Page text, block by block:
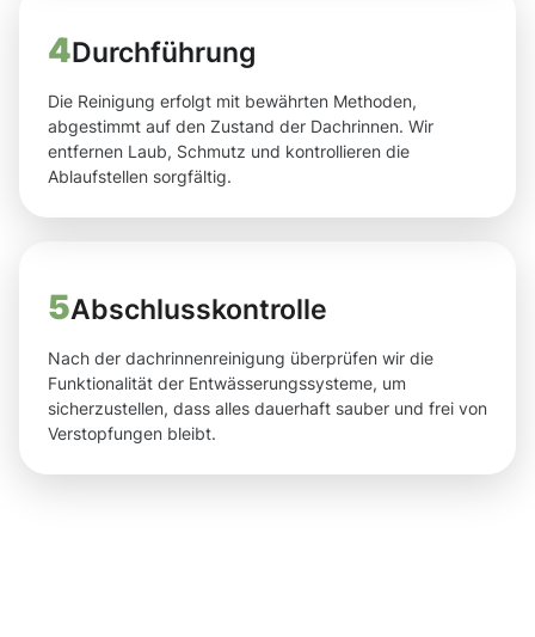
4Durchführung
Die Reinigung erfolgt mit bewährten Methoden,
abgestimmt auf den Zustand der Dachrinnen. Wir
entfernen Laub, Schmutz und kontrollieren die
Ablaufstellen sorgfältig.
5Abschlusskontrolle
Nach der dachrinnenreinigung überprüfen wir die
Funktionalität der Entwässerungssysteme, um
sicherzustellen, dass alles dauerhaft sauber und frei von
Verstopfungen bleibt.